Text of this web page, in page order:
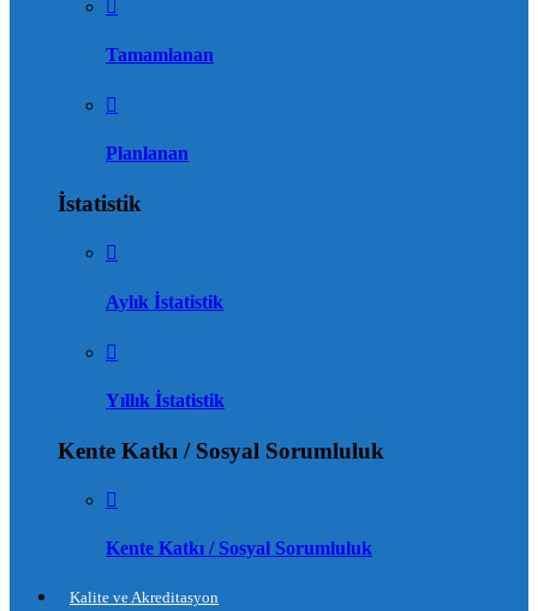
Tamamlanan
Planlanan
İstatistik
Aylık İstatistik
Yıllık İstatistik
Kente Katkı / Sosyal Sorumluluk
Kente Katkı / Sosyal Sorumluluk
Kalite ve Akreditasyon